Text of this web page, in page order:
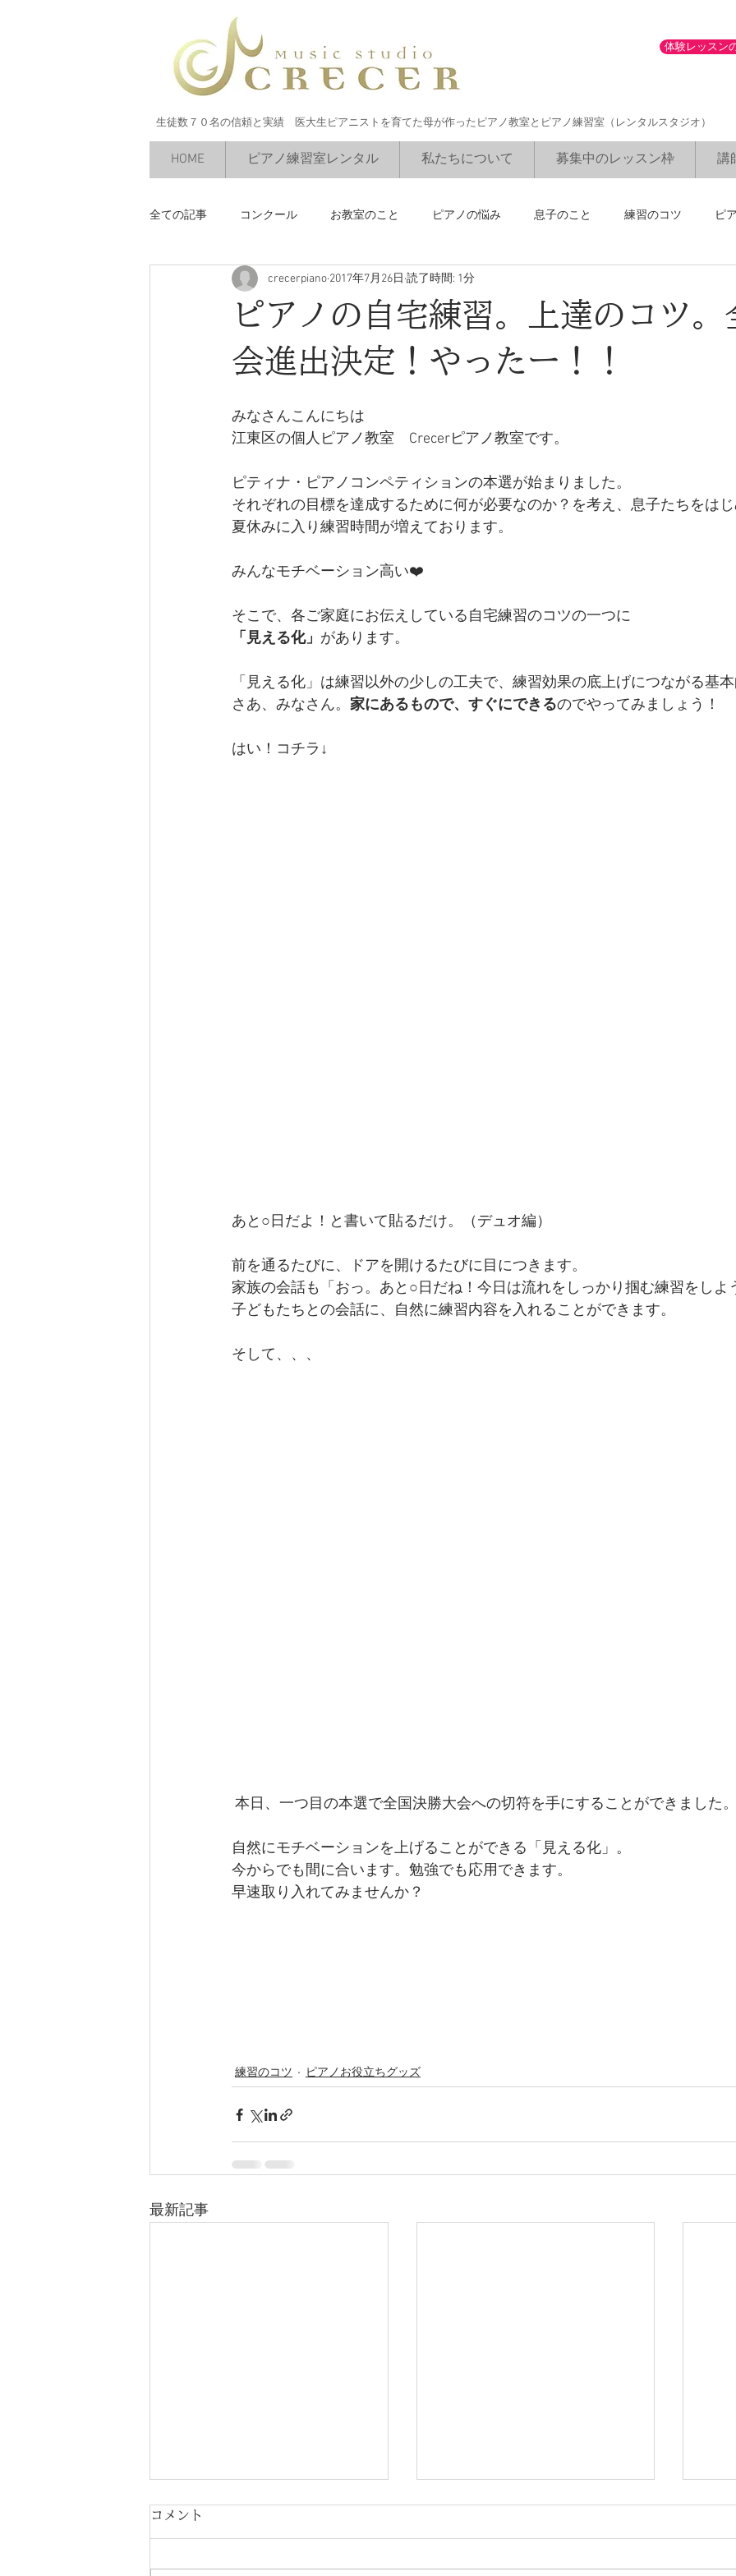
体験レッスン
生徒数７０名の信頼と実績 医大生ピアニストを育てた母が作ったピアノ教室とピアノ練習室（レンタルスタジオ）
HOME ピアノ練習室レンタル 私たちについて 募集中のレッスン枠 講
全ての記事 コンクール お教室のこと ピアノの悩み 息子のこと 練習のコツ ピ
今すぐ始める ブルグミュラーコンクール
ピアノの自宅練習。上達のコツ。
会進出決定！やったー！！
crecerpiano 2017年7月26日 読了時間: 1分
みなさんこんにちは
江東区の個人ピアノ教室　Crecerピアノ教室です。
ピティナ・ピアノコンペティションの本選が始まりました。
それぞれの目標を達成するために何が必要なのか？を考え、息子たちをは
夏休みに入り練習時間が増えております。
みんなモチベーション高い❤️
そこで、各ご家庭にお伝えしている自宅練習のコツの一つに
「見える化」 があります。
「見える化」は練習以外の少しの工夫で、練習効果の底上げにつながる基
さあ、みなさん。 家にあるもので、すぐにできるのでやってみましょう！
はい！コチラ↓
あと○日だよ！と書いて貼るだけ。（デュオ編）
前を通るたびに、ドアを開けるたびに目につきます。
家族の会話も「おっ。あと○日だね！今日は流れをしっかり掴む練習をしよ
子どもたちとの会話に、自然に練習内容を入れることができます。
そして、、、
本日、一つ目の本選で全国決勝大会への切符を手にすることができました
自然にモチベーションを上げることができる「見える化」。
今からでも間に合います。勉強でも応用できます。
早速取り入れてみませんか？
練習のコツ ピアノお役立ちグッズ
最新記事
コメント